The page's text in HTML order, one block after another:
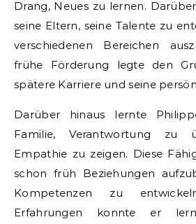
Drang, Neues zu lernen.
seine Eltern, seine Talente zu
verschiedenen Bereichen
frühe Förderung legte den
spätere Karriere und seine
Darüber hinaus lernte
Familie, Verantwortung zu
Empathie zu zeigen. Diese
schon früh Beziehungen
Kompetenzen zu
Erfahrungen konnte er